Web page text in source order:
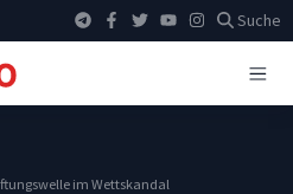
Suche
im Wettskandal